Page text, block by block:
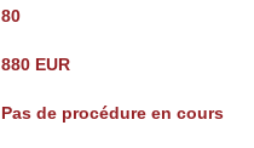
80
880 EUR
Pas de procédure en cours